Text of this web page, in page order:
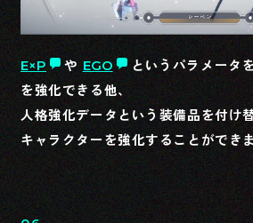
E×P やEGO
というパラメータ
を強化できる他、
人格強化データという装備品を付け
キャラクターを強化することができ